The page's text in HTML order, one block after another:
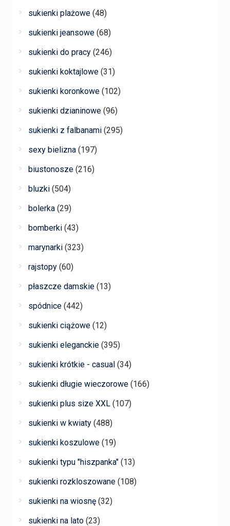
sukienki plażowe (48)
sukienki jeansowe (68)
sukienki do pracy (246)
sukienki koktajlowe (31)
sukienki koronkowe (102)
sukienki dzianinowe (96)
sukienki z falbanami (295)
sexy bielizna (197)
biustonosze (216)
bluzki (504)
bolerka (29)
bomberki (43)
marynarki (323)
rajstopy (60)
płaszcze damskie (13)
spódnice (442)
sukienki ciążowe (12)
sukienki eleganckie (395)
sukienki krótkie - casual (34)
sukienki długie wieczorowe (166)
sukienki plus size XXL (107)
sukienki w kwiaty (488)
sukienki koszulowe (19)
sukienki typu "hiszpanka" (13)
sukienki rozkloszowane (108)
sukienki na wiosnę (32)
sukienki na lato (23)